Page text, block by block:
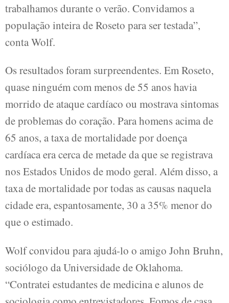
trabalhamos durante o verão. Convidamos a
população inteira de Roseto para ser testada”,
conta Wolf.
Os resultados foram surpreendentes. Em Roseto,
quase ninguém com menos de 55 anos havia
morrido de ataque cardíaco ou mostrava sintomas
de problemas do coração. Para homens acima de
65 anos, a taxa de mortalidade por doença
cardíaca era cerca de metade da que se registrava
nos Estados Unidos de modo geral. Além disso, a
taxa de mortalidade por todas as causas naquela
cidade era, espantosamente, 30 a 35% menor do
que o estimado.
Wolf convidou para ajudá-lo o amigo John Bruhn,
sociólogo da Universidade de Oklahoma.
“Contratei estudantes de medicina e alunos de